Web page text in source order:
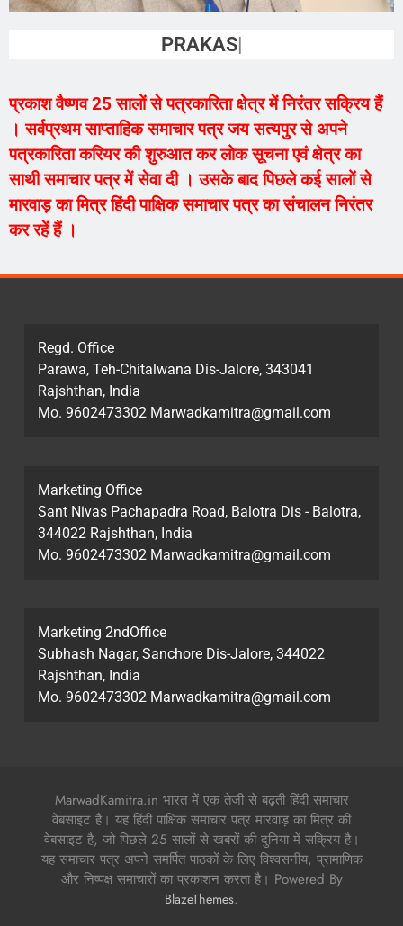
PRAKASH VAISH
प्रकाश वैष्णव 25 सालों से पत्रकारिता क्षेत्र में निरंतर सक्रिय हैं
। सर्वप्रथम साप्ताहिक समाचार पत्र जय सत्यपुर से अपने
पत्रकारिता करियर की शुरुआत कर लोक सूचना एवं क्षेत्र का
साथी समाचार पत्र में सेवा दी । उसके बाद पिछले कई सालों से
मारवाड़ का मित्र हिंदी पाक्षिक समाचार पत्र का संचालन निरंतर
कर रहें हैं ।
Regd. Office
Parawa, Teh-Chitalwana Dis-Jalore, 343041
Rajshthan, India
Mo. 9602473302 Marwadkamitra@gmail.com
Marketing Office
Sant Nivas Pachapadra Road, Balotra Dis - Balotra,
344022 Rajshthan, India
Mo. 9602473302 Marwadkamitra@gmail.com
Marketing 2ndOffice
Subhash Nagar, Sanchore Dis-Jalore, 344022
Rajshthan, India
Mo. 9602473302 Marwadkamitra@gmail.com
MarwadKamitra.in भारत में एक तेजी से बढ़ती हिंदी समाचार
वेबसाइट है। यह हिंदी पाक्षिक समाचार पत्र मारवाड़ का मित्र की
वेबसाइट है, जो पिछले 25 सालों से खबरों की दुनिया में सक्रिय है।
यह समाचार पत्र अपने समर्पित पाठकों के लिए विश्वसनीय, प्रामाणिक
और निष्पक्ष समाचारों का प्रकाशन करता है। Powered By
BlazeThemes.